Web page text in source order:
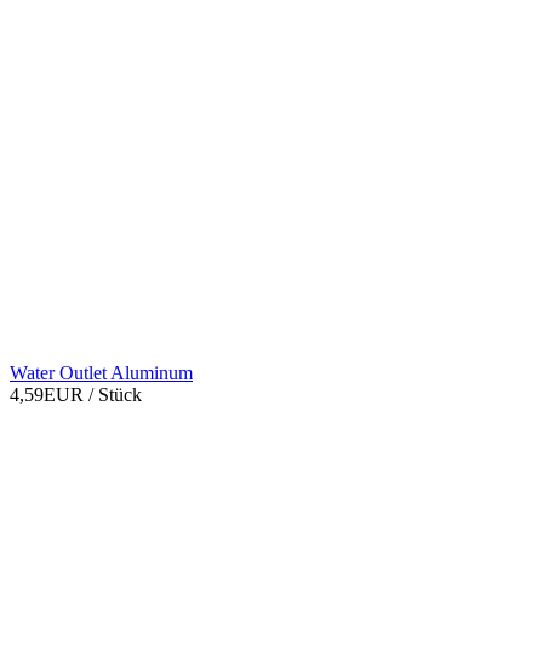
Water Outlet Aluminum
4,59EUR / Stück